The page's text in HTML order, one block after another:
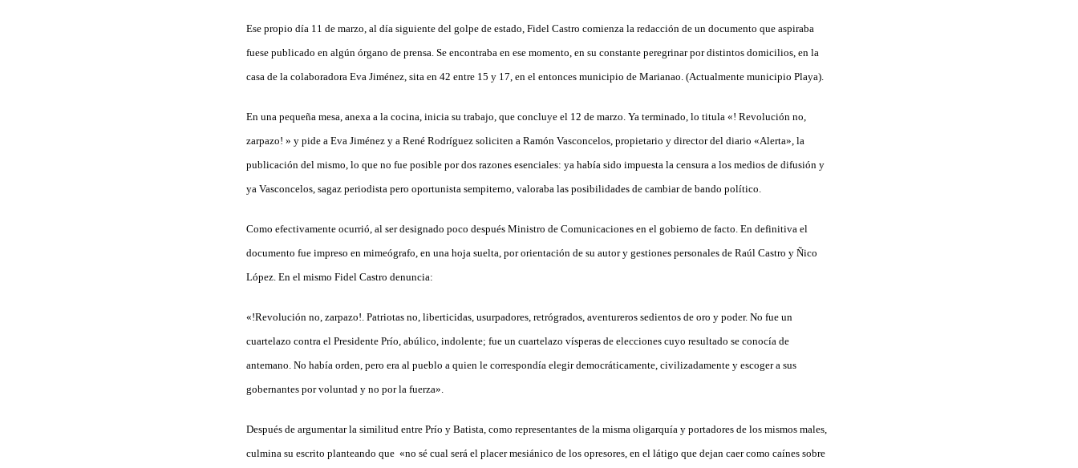
Ese propio día 11 de marzo, al día siguiente del golpe de estado, Fidel Castro comienza la redacción de un documento que aspiraba
fuese publicado en algún órgano de prensa. Se encontraba en ese momento, en su constante peregrinar por distintos domicilios, en la
casa de la colaboradora Eva Jiménez, sita en 42 entre 15 y 17, en el entonces municipio de Marianao. (Actualmente municipio Playa).
En una pequeña mesa, anexa a la cocina, inicia su trabajo, que concluye el 12 de marzo. Ya terminado, lo titula «! Revolución no,
zarpazo! » y pide a Eva Jiménez y a René Rodríguez soliciten a Ramón Vasconcelos, propietario y director del diario «Alerta», la
publicación del mismo, lo que no fue posible por dos razones esenciales: ya había sido impuesta la censura a los medios de difusión y
ya Vasconcelos, sagaz periodista pero oportunista sempiterno, valoraba las posibilidades de cambiar de bando político.
Como efectivamente ocurrió, al ser designado poco después Ministro de Comunicaciones en el gobierno de facto. En definitiva el
documento fue impreso en mimeógrafo, en una hoja suelta, por orientación de su autor y gestiones personales de Raúl Castro y Ñico
López. En el mismo Fidel Castro denuncia:
«!Revolución no, zarpazo!. Patriotas no, liberticidas, usurpadores, retrógrados, aventureros sedientos de oro y poder. No fue un
cuartelazo contra el Presidente Prío, abúlico, indolente; fue un cuartelazo vísperas de elecciones cuyo resultado se conocía de
antemano. No había orden, pero era al pueblo a quien le correspondía elegir democráticamente, civilizadamente y escoger a sus
gobernantes por voluntad y no por la fuerza».
Después de argumentar la similitud entre Prío y Batista, como representantes de la misma oligarquía y portadores de los mismos males,
culmina su escrito planteando que «no sé cual será el placer mesiánico de los opresores, en el látigo que dejan caer como caínes sobre